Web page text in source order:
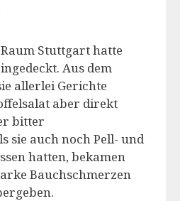
Stuttgart hatte
Aus dem
allerlei Gerichte
aber direkt
bitter
sie auch noch Pell- und
hatten, bekamen
Bauchschmerzen